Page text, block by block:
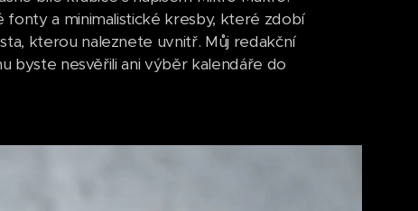
a minimalistické kresby, které zdobí
kterou naleznete uvnitř. Můj redakční
byste nesvěřili ani výběr kalendáře do